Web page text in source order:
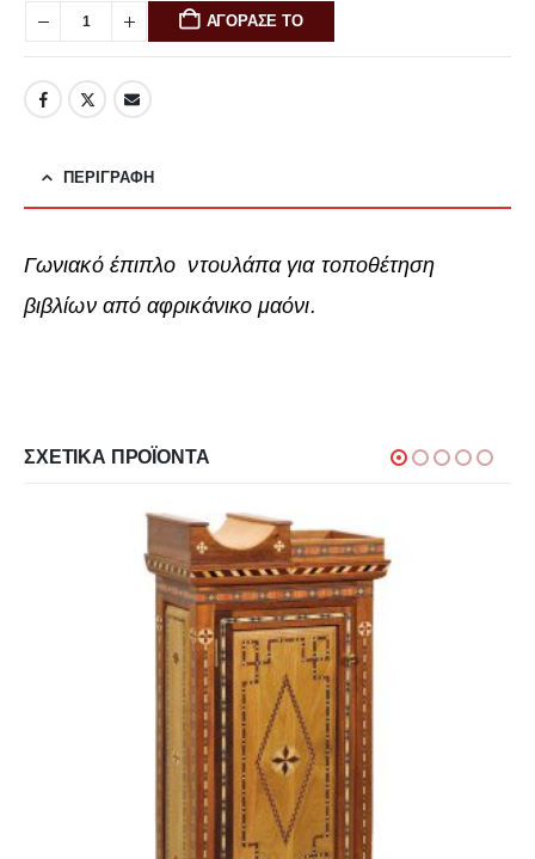
ΑΓΟΡΑΣΕ ΤΟ
ΠΕΡΙΓΡΑΦΉ
Γωνιακό έπιπλο ντουλάπα για τοποθέτηση
βιβλίων από αφρικάνικο μαόνι.
ΣΧΕΤΙΚΆ ΠΡΟΪΌΝΤΑ